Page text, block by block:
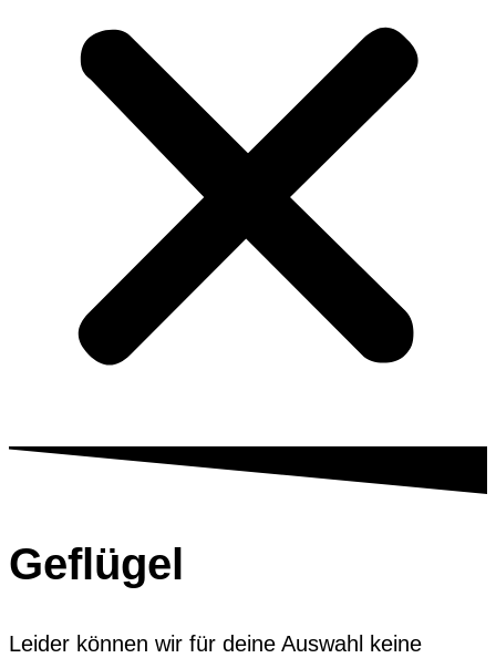
Geflügel
Leider können wir für deine Auswahl keine